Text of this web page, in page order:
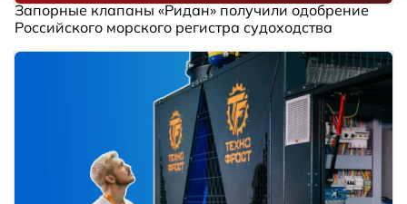
Запорные клапаны «Ридан» получили одобрение
Российского морского регистра судоходства